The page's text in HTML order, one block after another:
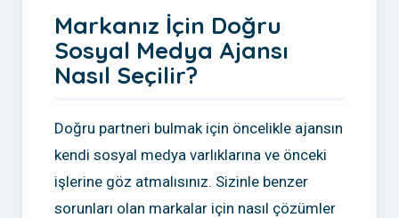
Markanız İçin Doğru
Sosyal Medya Ajansı
Nasıl Seçilir?
Doğru partneri bulmak için öncelikle ajansın
kendi sosyal medya varlıklarına ve önceki
işlerine göz atmalısınız. Sizinle benzer
sorunları olan markalar için nasıl çözümler